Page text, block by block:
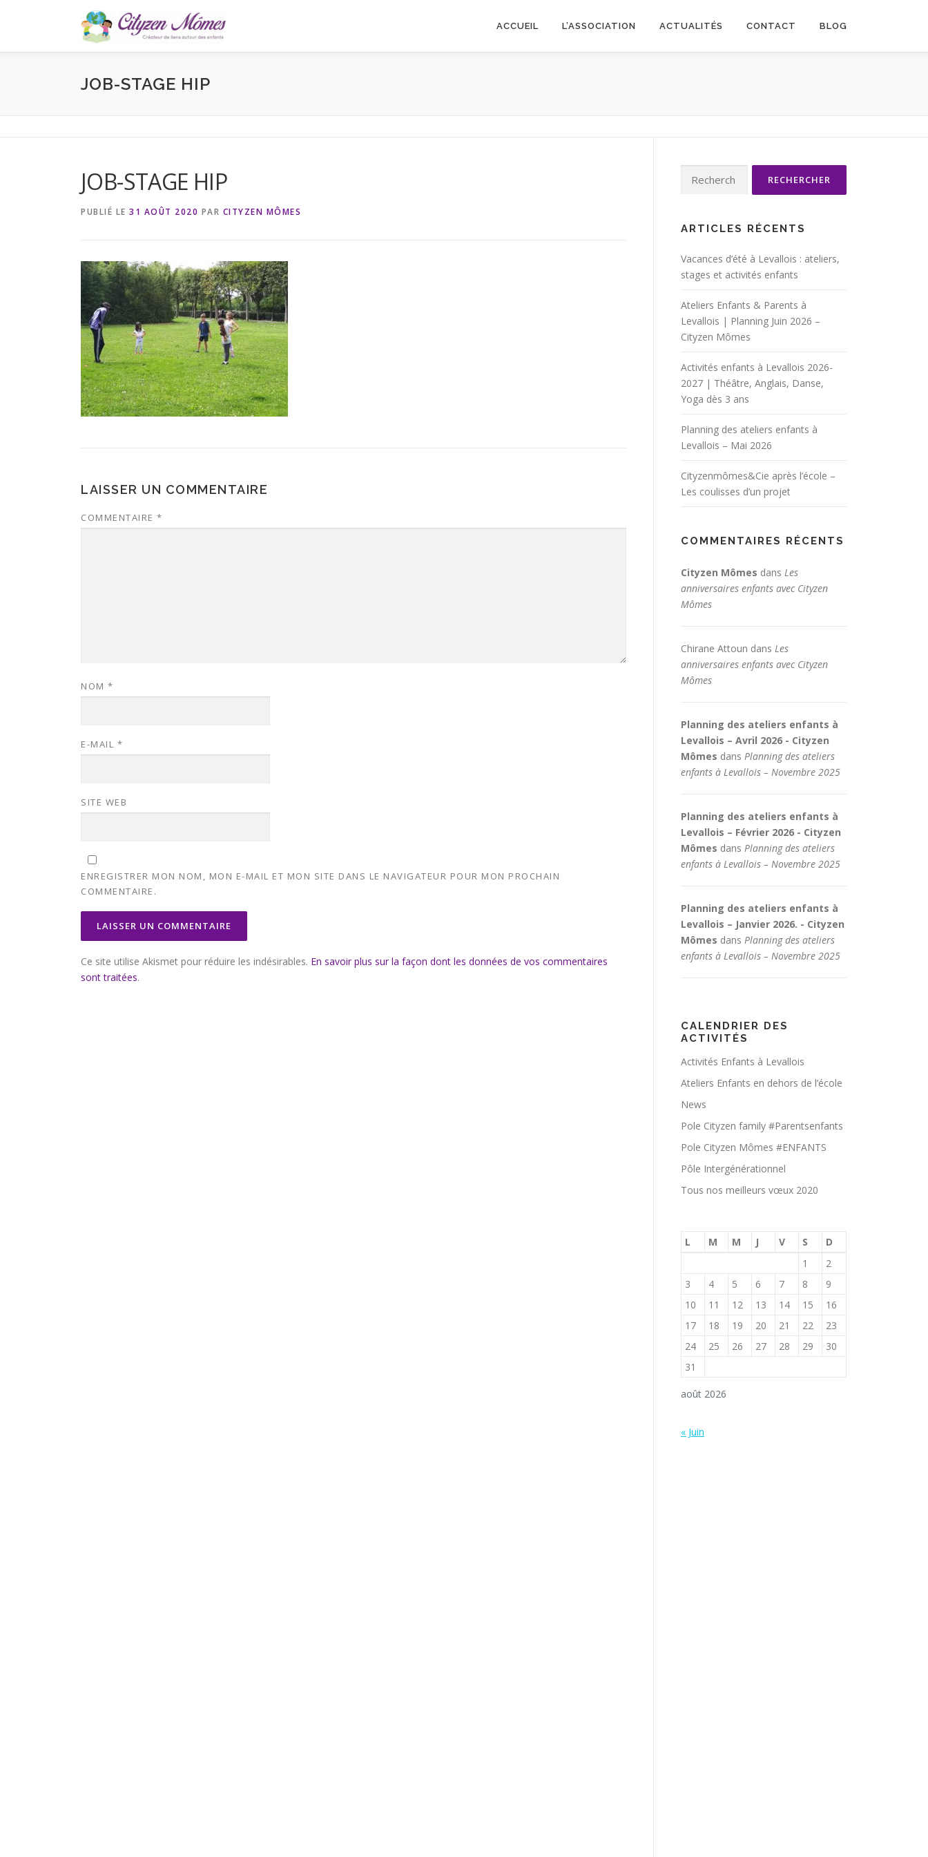
ACCUEIL L’ASSOCIATION ACTUALITÉS CONTACT BLOG
JOB-STAGE HIP
JOB-STAGE HIP
PUBLIÉ LE 31 AOÛT 2020 PAR CITYZEN MÔMES
LAISSER UN COMMENTAIRE
COMMENTAIRE *
NOM *
E-MAIL *
SITE WEB
ENREGISTRER MON NOM, MON E-MAIL ET MON SITE DANS LE NAVIGATEUR POUR MON PROCHAIN
COMMENTAIRE.
Ce site utilise Akismet pour réduire les indésirables. En savoir plus sur la façon dont les données de vos commentaires
sont traitées.
ARTICLES RÉCENTS
Vacances d’été à Levallois : ateliers,
stages et activités enfants
Ateliers Enfants & Parents à
Levallois | Planning Juin 2026 –
Cityzen Mômes
Activités enfants à Levallois 2026-
2027 | Théâtre, Anglais, Danse,
Yoga dès 3 ans
Planning des ateliers enfants à
Levallois – Mai 2026
Cityzenmômes&Cie après l’école –
Les coulisses d’un projet
COMMENTAIRES RÉCENTS
Cityzen Mômes dans Les
anniversaires enfants avec Cityzen
Mômes
Chirane Attoun dans Les
anniversaires enfants avec Cityzen
Mômes
Planning des ateliers enfants à
Levallois – Avril 2026 - Cityzen
Mômes dans Planning des ateliers
enfants à Levallois – Novembre 2025
Planning des ateliers enfants à
Levallois – Février 2026 - Cityzen
Mômes dans Planning des ateliers
enfants à Levallois – Novembre 2025
Planning des ateliers enfants à
Levallois – Janvier 2026. - Cityzen
Mômes dans Planning des ateliers
enfants à Levallois – Novembre 2025
CALENDRIER DES
ACTIVITÉS
Activités Enfants à Levallois
Ateliers Enfants en dehors de l’école
News
Pole Cityzen family #Parentsenfants
Pole Cityzen Mômes #ENFANTS
Pôle Intergénérationnel
Tous nos meilleurs vœux 2020
août 2026
L M M J V S
D
1
2
3
4 5 6 7 8
9
10
11 12 13 14 15
16
17
18 19 20 21 22
23
24
25 26 27 28 29
30
31
« Juin